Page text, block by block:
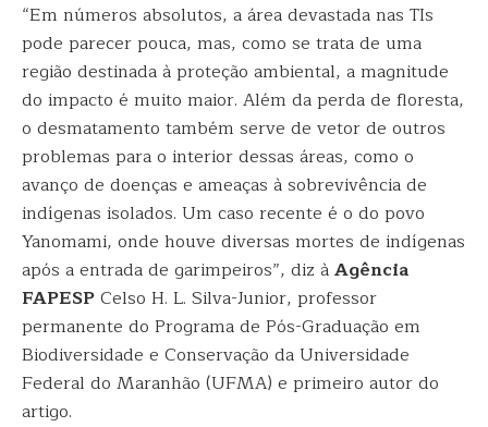
“Em números absolutos, a área devastada nas TIs
pode parecer pouca, mas, como se trata de uma
região destinada à proteção ambiental, a magnitude
do impacto é muito maior. Além da perda de floresta,
o desmatamento também serve de vetor de outros
problemas para o interior dessas áreas, como o
avanço de doenças e ameaças à sobrevivência de
indígenas isolados. Um caso recente é o do povo
Yanomami, onde houve diversas mortes de indígenas
após a entrada de garimpeiros”, diz àAgência
FAPESPCelso H. L. Silva-Junior, professor
permanente do Programa de Pós-Graduação em
Biodiversidade e Conservação da Universidade
Federal do Maranhão (UFMA) e primeiro autor do
artigo.